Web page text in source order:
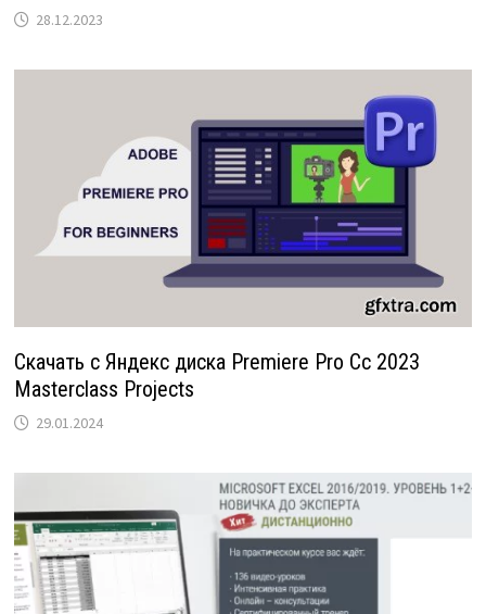
28.12.2023
Скачать с Яндекс диска Premiere Pro Cc 2023
Masterclass Projects
29.01.2024